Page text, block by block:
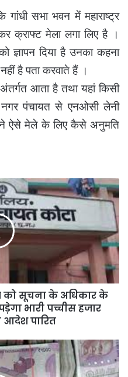
सभा भवन में महाराष्ट्र
क्राफ्ट मेला लगा लिए है ।
ज्ञापन दिया है उनका कहना
है पता करवाते हैं ।
आता है तथा यहां किसी
पंचायत से एनओसी लेनी
ऐसे मेले के लिए कैसे अनुमति
को सूचना के अधिकार के
भारी पच्चीस हजार
आदेश पारित